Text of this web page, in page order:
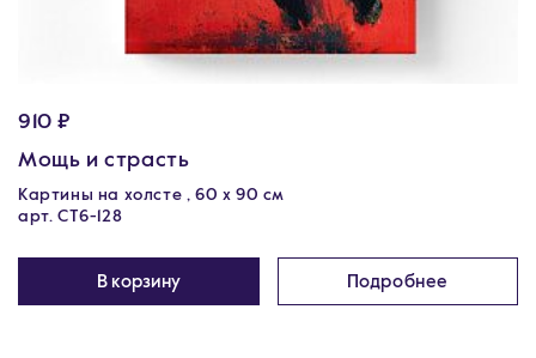
910 ₽
Мощь и страсть
Картины на холсте , 60 х 90 см
арт. CT6-128
В корзину Подробнее